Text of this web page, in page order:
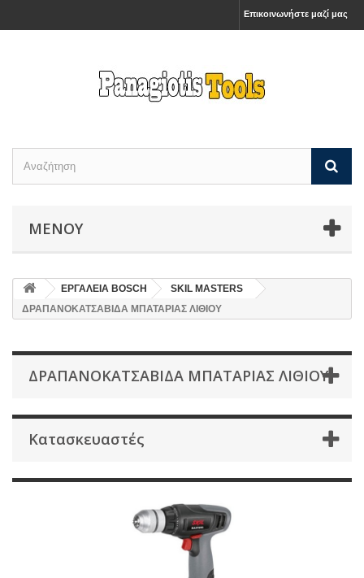
Επικοινωνήστε μαζί μας
ΜΕΝΟΎ
ΕΡΓΑΛΕΙΑ BOSCH
SKIL MASTERS
ΔΡΑΠΑΝΟΚΑΤΣΑΒΙΔΑ ΜΠΑΤΑΡΙΑΣ ΛΙΘΙΟΥ
ΔΡΑΠΑΝΟΚΑΤΣΑΒΙΔΑ ΜΠΑΤΑΡΙΑΣ ΛΙΘΙΟΥ
Κατασκευαστές